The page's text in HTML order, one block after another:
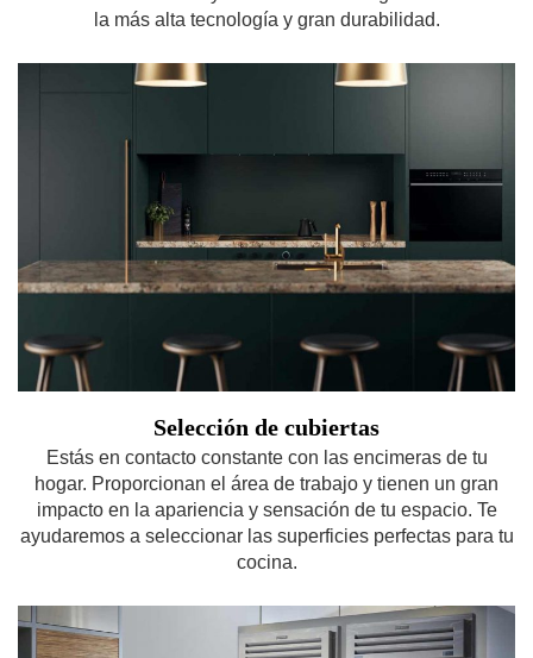
la más alta tecnología y gran durabilidad.
Selección de cubiertas
Estás en contacto constante con las encimeras de tu
hogar. Proporcionan el área de trabajo y tienen un gran
impacto en la apariencia y sensación de tu espacio. Te
ayudaremos a seleccionar las superficies perfectas para tu
cocina.